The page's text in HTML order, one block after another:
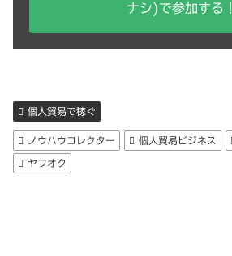
ナシ)で参加する！
個人貿易で稼ぐ
ノウハウコレクター 個人貿易ビジネス
ヤフオク